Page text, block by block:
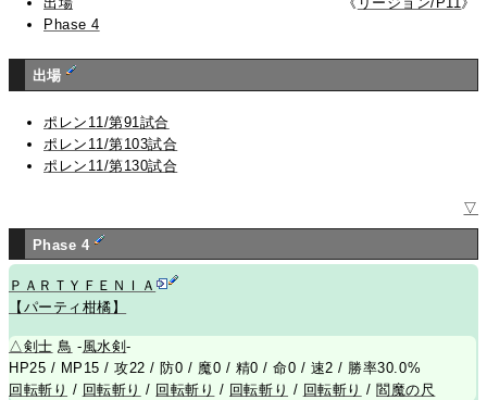
Phase 4
出場
ポレン11/第91試合
ポレン11/第103試合
ポレン11/第130試合
▽
Phase 4
ＰＡＲＴＹＦＥＮＩＡ
【パーティ柑橘】
△剣士 鳥 -風水剣-
HP25 / MP15 / 攻22 / 防0 / 魔0 / 精0 / 命0 / 速2 / 勝率30.0%
回転斬り / 回転斬り / 回転斬り / 回転斬り / 回転斬り / 閻魔の尺